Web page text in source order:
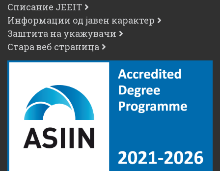
Списание JEEIT
Информации од јавен карактер
Заштита на укажувачи
Стара веб страница